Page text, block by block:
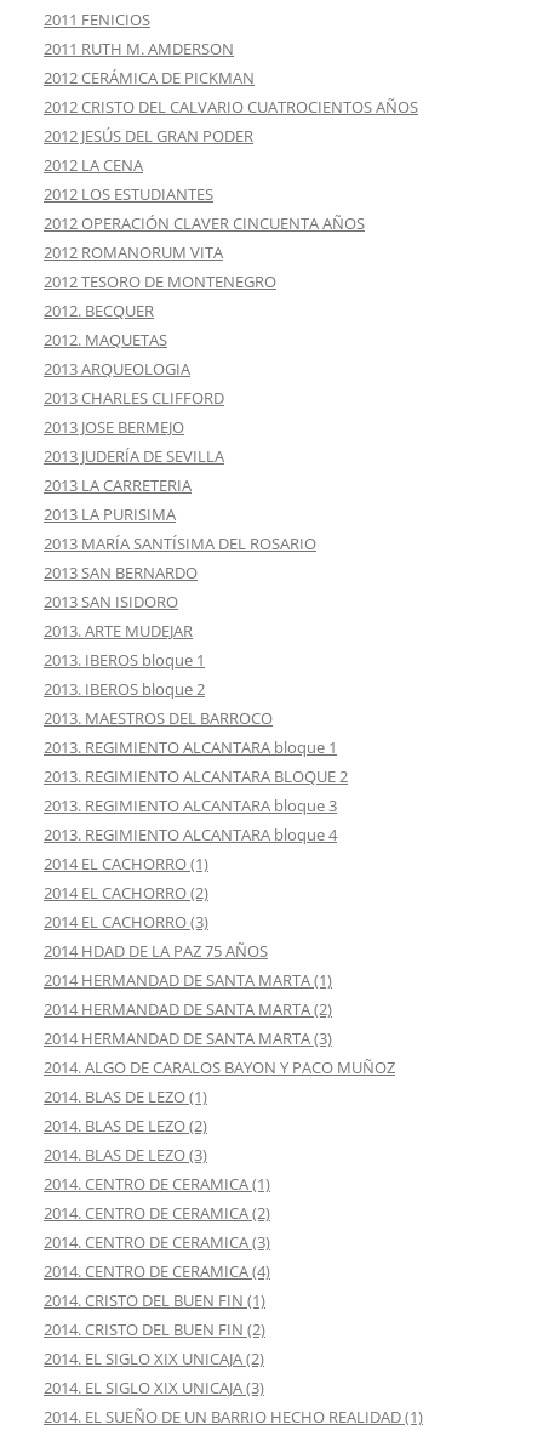
2011 FENICIOS
2011 RUTH M. AMDERSON
2012 CERÁMICA DE PICKMAN
2012 CRISTO DEL CALVARIO CUATROCIENTOS AÑOS
2012 JESÚS DEL GRAN PODER
2012 LA CENA
2012 LOS ESTUDIANTES
2012 OPERACIÓN CLAVER CINCUENTA AÑOS
2012 ROMANORUM VITA
2012 TESORO DE MONTENEGRO
2012. BECQUER
2012. MAQUETAS
2013 ARQUEOLOGIA
2013 CHARLES CLIFFORD
2013 JOSE BERMEJO
2013 JUDERÍA DE SEVILLA
2013 LA CARRETERIA
2013 LA PURISIMA
2013 MARÍA SANTÍSIMA DEL ROSARIO
2013 SAN BERNARDO
2013 SAN ISIDORO
2013. ARTE MUDEJAR
2013. IBEROS bloque 1
2013. IBEROS bloque 2
2013. MAESTROS DEL BARROCO
2013. REGIMIENTO ALCANTARA bloque 1
2013. REGIMIENTO ALCANTARA BLOQUE 2
2013. REGIMIENTO ALCANTARA bloque 3
2013. REGIMIENTO ALCANTARA bloque 4
2014 EL CACHORRO (1)
2014 EL CACHORRO (2)
2014 EL CACHORRO (3)
2014 HDAD DE LA PAZ 75 AÑOS
2014 HERMANDAD DE SANTA MARTA (1)
2014 HERMANDAD DE SANTA MARTA (2)
2014 HERMANDAD DE SANTA MARTA (3)
2014. ALGO DE CARALOS BAYON Y PACO MUÑOZ
2014. BLAS DE LEZO (1)
2014. BLAS DE LEZO (2)
2014. BLAS DE LEZO (3)
2014. CENTRO DE CERAMICA (1)
2014. CENTRO DE CERAMICA (2)
2014. CENTRO DE CERAMICA (3)
2014. CENTRO DE CERAMICA (4)
2014. CRISTO DEL BUEN FIN (1)
2014. CRISTO DEL BUEN FIN (2)
2014. EL SIGLO XIX UNICAJA (2)
2014. EL SIGLO XIX UNICAJA (3)
2014. EL SUEÑO DE UN BARRIO HECHO REALIDAD (1)